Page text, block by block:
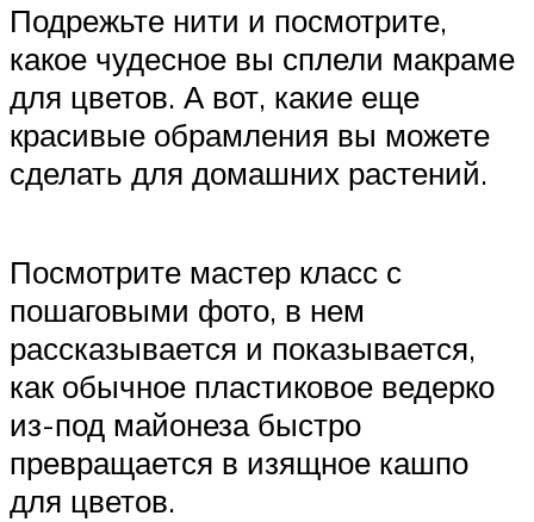
Подрежьте нити и посмотрите,
какое чудесное вы сплели макраме
для цветов. А вот, какие еще
красивые обрамления вы можете
сделать для домашних растений.
Посмотрите мастер класс с
пошаговыми фото, в нем
рассказывается и показывается,
как обычное пластиковое ведерко
из-под майонеза быстро
превращается в изящное кашпо
для цветов.